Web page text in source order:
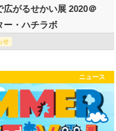
がるせかい展 2020＠
ー・ハチラボ
せ
ニュース